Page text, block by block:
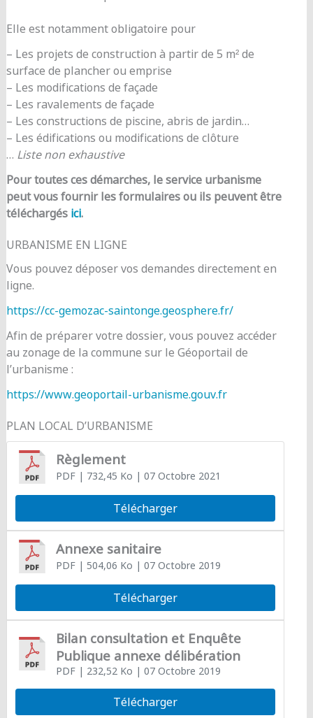
Elle est notamment obligatoire pour
– Les projets de construction à partir de 5 m² de
surface de plancher ou emprise
– Les modifications de façade
– Les ravalements de façade
– Les constructions de piscine, abris de jardin…
– Les édifications ou modifications de clôture
… Liste non exhaustive
Pour toutes ces démarches, le service urbanisme
peut vous fournir les formulaires ou ils peuvent être
téléchargés ici.
URBANISME EN LIGNE
Vous pouvez déposer vos demandes directement en
ligne.
https://cc-gemozac-saintonge.geosphere.fr/
Afin de préparer votre dossier, vous pouvez accéder
au zonage de la commune sur le Géoportail de
l’urbanisme :
https://www.geoportail-urbanisme.gouv.fr
PLAN LOCAL D’URBANISME
Règlement
PDF| 732,45 Ko | 07 Octobre 2021
Télécharger
Annexe sanitaire
PDF| 504,06 Ko | 07 Octobre 2019
Télécharger
Bilan consultation et Enquête
Publique annexe délibération
PDF| 232,52 Ko | 07 Octobre 2019
Télécharger